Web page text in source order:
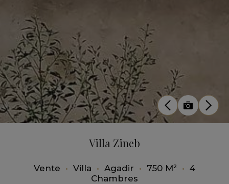
Villa Zineb
Vente • Villa • Agadir • 750 M² • 4
Chambres